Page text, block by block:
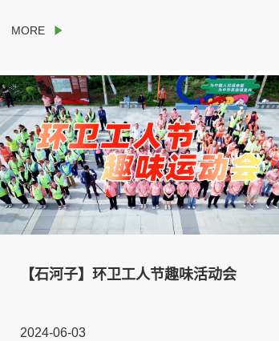
【石河子】环卫工人节趣味活动会
2024-06-03